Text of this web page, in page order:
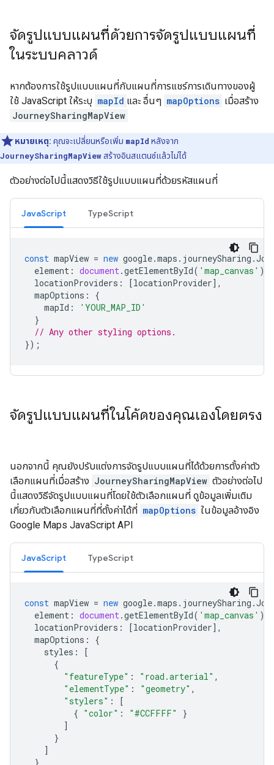
จัดรูปแบบแผนที่ด้วยการจัดรูปแบบแผนที่
ในระบบคลาวด์
หากต้องการใช้รูปแบบแผนที่กับแผนที่การแชร์การเดินทางของผู้
ใช้ JavaScript ให้ระบุ mapId และ อื่นๆ mapOptions เมื่อสร้าง
JourneySharingMapView
หมายเหตุ: คุณจะเปลี่ยนหรือเพิ่ม mapId หลังจาก
JourneySharingMapViewสร้างอินสแตนซ์แล้วไม่ได้
ตัวอย่างต่อไปนี้แสดงวิธีใช้รูปแบบแผนที่ด้วยรหัสแผนที่
JavaScript TypeScript
const mapView = new google.maps . journeySharing .
element : document.getElementById( 'map_canvas' ),
locationProviders : [locationProvider],
mapOptions :
{
mapId :
'YOUR_MAP_ID'
}
// Any other styling options.
});
จัดรูปแบบแผนที่ในโค้ดของคุณเองโดยตรง
นอกจากนี้ คุณยังปรับแต่งการจัดรูปแบบแผนที่ได้ด้วยการตั้งค่าตัว
เลือกแผนที่เมื่อสร้าง JourneySharingMapView ตัวอย่างต่อไป
นี้แสดงวิธีจัดรูปแบบแผนที่โดยใช้ตัวเลือกแผนที่ ดูข้อมูลเพิ่มเติม
เกี่ยวกับตัวเลือกแผนที่ที่ตั้งค่าได้ที่ mapOptions ในข้อมูลอ้างอิง
Google Maps JavaScript API
JavaScript TypeScript
const mapView = new google.maps . journeySharing .
element : document.getElementById( 'map_canvas' ),
locationProviders : [locationProvider],
mapOptions :
{
styles :
[
{
"featureType" : "road.arterial" ,
"elementType" : "geometry" ,
"stylers" :
[
{ "color" : "#CCFFFF"
}
]
}
]
}